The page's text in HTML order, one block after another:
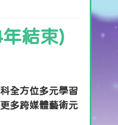
結束)
全方位多元學習
多跨媒體藝術元